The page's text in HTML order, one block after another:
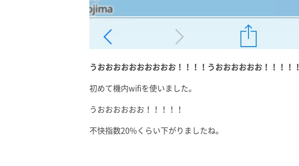
うおおおおおおおおおお！！！！うおおおおおお！！！！！
初めて機内wifiを使いました。
うおおおおおお！！！！！
不快指数20%くらい下がりましたね。